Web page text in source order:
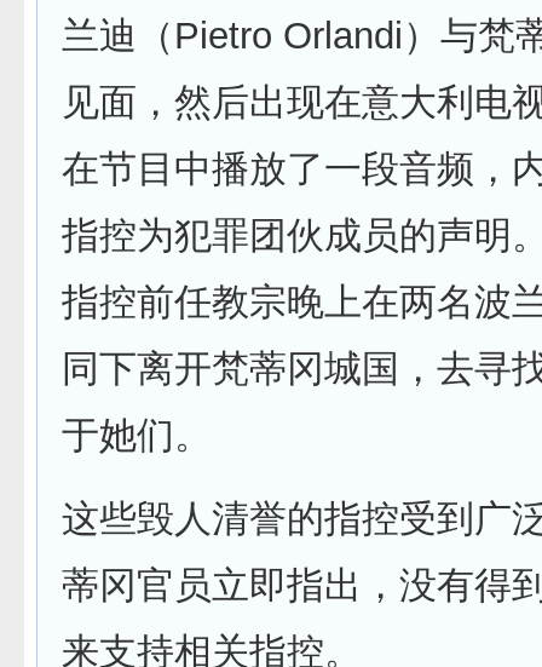
兰迪（Pietro Orlandi）与梵
见面，然后出现在意大利电
在节目中播放了一段音频，
指控为犯罪团伙成员的声明
指控前任教宗晚上在两名波
同下离开梵蒂冈城国，去寻
于她们。
这些毁人清誉的指控受到广
蒂冈官员立即指出，没有得
来支持相关指控。